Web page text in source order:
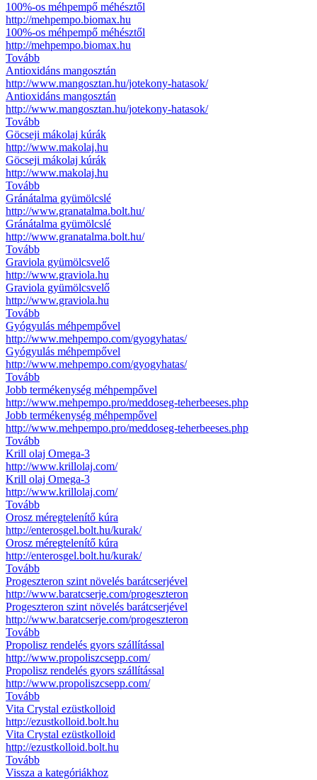
100%-os méhpempő méhésztől
http://mehpempo.biomax.hu
100%-os méhpempő méhésztől
http://mehpempo.biomax.hu
Tovább
Antioxidáns mangosztán
http://www.mangosztan.hu/jotekony-hatasok/
Antioxidáns mangosztán
http://www.mangosztan.hu/jotekony-hatasok/
Tovább
Göcseji mákolaj kúrák
http://www.makolaj.hu
Göcseji mákolaj kúrák
http://www.makolaj.hu
Tovább
Gránátalma gyümölcslé
http://www.granatalma.bolt.hu/
Gránátalma gyümölcslé
http://www.granatalma.bolt.hu/
Tovább
Graviola gyümölcsvelő
http://www.graviola.hu
Graviola gyümölcsvelő
http://www.graviola.hu
Tovább
Gyógyulás méhpempővel
http://www.mehpempo.com/gyogyhatas/
Gyógyulás méhpempővel
http://www.mehpempo.com/gyogyhatas/
Tovább
Jobb termékenység méhpempővel
http://www.mehpempo.pro/meddoseg-teherbeeses.php
Jobb termékenység méhpempővel
http://www.mehpempo.pro/meddoseg-teherbeeses.php
Tovább
Krill olaj Omega-3
http://www.krillolaj.com/
Krill olaj Omega-3
http://www.krillolaj.com/
Tovább
Orosz méregtelenítő kúra
http://enterosgel.bolt.hu/kurak/
Orosz méregtelenítő kúra
http://enterosgel.bolt.hu/kurak/
Tovább
Progeszteron szint növelés barátcserjével
http://www.baratcserje.com/progeszteron
Progeszteron szint növelés barátcserjével
http://www.baratcserje.com/progeszteron
Tovább
Propolisz rendelés gyors szállítással
http://www.propoliszcsepp.com/
Propolisz rendelés gyors szállítással
http://www.propoliszcsepp.com/
Tovább
Vita Crystal ezüstkolloid
http://ezustkolloid.bolt.hu
Vita Crystal ezüstkolloid
http://ezustkolloid.bolt.hu
Tovább
Vissza a kategóriákhoz